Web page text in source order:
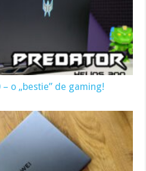
o „bestie” de gaming!